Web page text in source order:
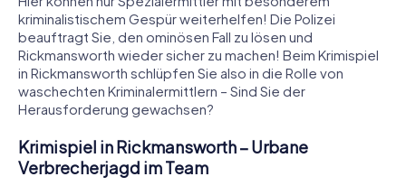
kriminalistischem Gespür weiterhelfen! Die Polizei
beauftragt Sie, den ominösen Fall zu lösen und
Rickmansworth wieder sicher zu machen! Beim Krimispiel
in Rickmansworth schlüpfen Sie also in die Rolle von
waschechten Kriminalermittlern – Sind Sie der
Herausforderung gewachsen?
Krimispiel in Rickmansworth – Urbane
Verbrecherjagd im Team